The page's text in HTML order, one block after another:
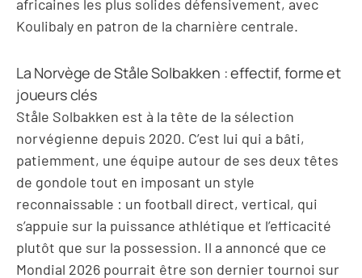
africaines les plus solides défensivement, avec
Koulibaly en patron de la charnière centrale.
La Norvège de Ståle Solbakken : effectif, forme et
joueurs clés
Ståle Solbakken est à la tête de la sélection
norvégienne depuis 2020. C’est lui qui a bâti,
patiemment, une équipe autour de ses deux têtes
de gondole tout en imposant un style
reconnaissable : un football direct, vertical, qui
s’appuie sur la puissance athlétique et l’efficacité
plutôt que sur la possession. Il a annoncé que ce
Mondial 2026 pourrait être son dernier tournoi sur